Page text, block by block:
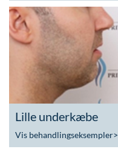
Lille underkæbe
Vis behandlingseksempler>